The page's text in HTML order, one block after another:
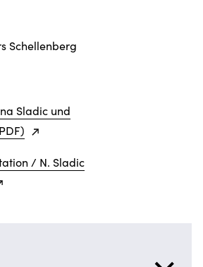
Schellenberg
Sladic und
/ N. Sladic